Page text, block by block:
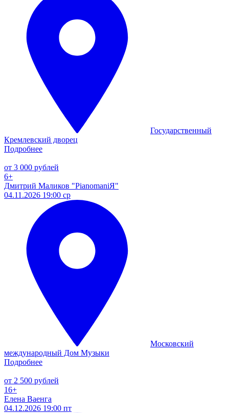
Государственный
Кремлевский дворец
Подробнее
от 3 000 рублей
6+
Дмитрий Маликов "PianomaniЯ"
04.11.2026 19:00 ср
Московский
международный Дом Музыки
Подробнее
от 2 500 рублей
16+
Елена Ваенга
04.12.2026 19:00 пт